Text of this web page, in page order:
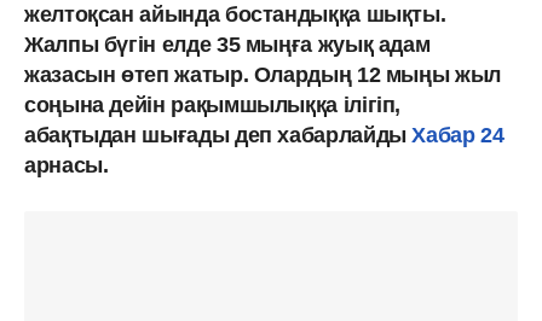
желтоқсан айында бостандыққа шықты.
Жалпы бүгін елде 35 мыңға жуық адам
жазасын өтеп жатыр. Олардың 12 мыңы жыл
соңына дейін рақымшылыққа ілігіп,
абақтыдан шығады деп хабарлайдыХабар 24
арнасы.